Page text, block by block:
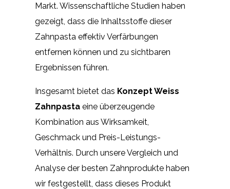
Markt. Wissenschaftliche Studien haben
gezeigt, dass die Inhaltsstoffe dieser
Zahnpasta effektiv Verfärbungen
entfernen können und zu sichtbaren
Ergebnissen führen.
Insgesamt bietet das Konzept Weiss
Zahnpasta eine überzeugende
Kombination aus Wirksamkeit,
Geschmack und Preis-Leistungs-
Verhältnis. Durch unsere Vergleich und
Analyse der besten Zahnprodukte haben
wir festgestellt, dass dieses Produkt